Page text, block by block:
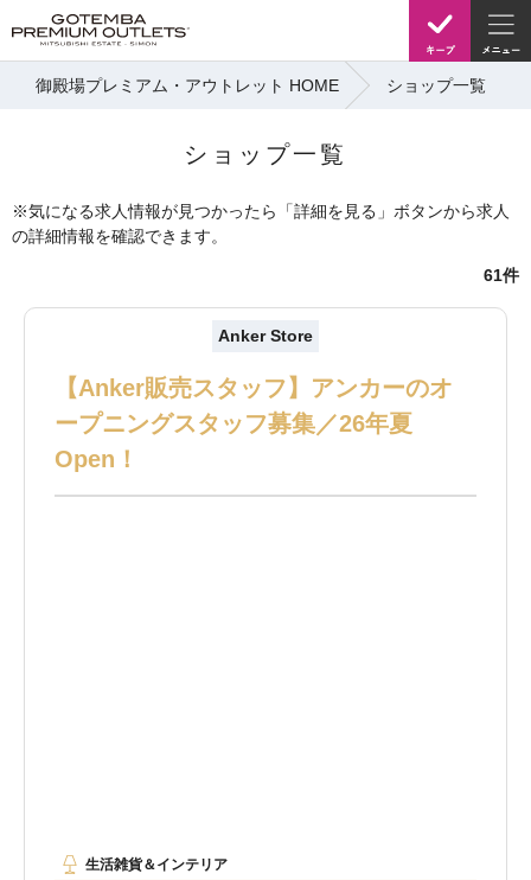
御殿場プレミアム・アウトレット HOME ショップ一覧
ショップ一覧
※気になる求人情報が見つかったら「詳細を見る」ボタンから求人
の詳細情報を確認できます。
61件
Anker Store
【Anker販売スタッフ】アンカーのオ
ープニングスタッフ募集／26年夏
Open！
生活雑貨＆インテリア